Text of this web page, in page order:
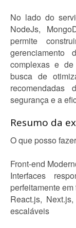
No lado do
NodeJs,
permite
gerenciamento
complexas e
busca de
recomendadas
segurança e a
Resumo da
O que posso
Front-end
Interfaces
perfeitamente
React.js,
escaláveis